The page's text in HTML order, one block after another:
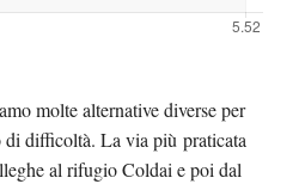
molte alternative diverse per
difficoltà. La via più praticata
al rifugio Coldai e poi dal